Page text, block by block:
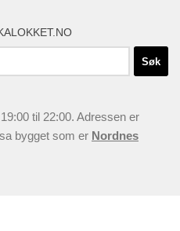
til 22:00. Adressen er
bygget som er Nordnes